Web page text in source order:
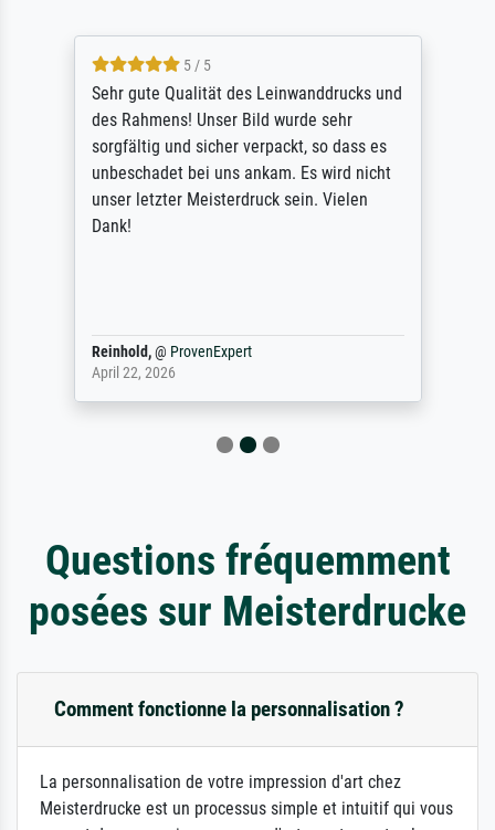
5 / 5
Sehr gute Qualität des Leinwanddrucks und
des Rahmens! Unser Bild wurde sehr
sorgfältig und sicher verpackt, so dass es
unbeschadet bei uns ankam. Es wird nicht
unser letzter Meisterdruck sein. Vielen
Dank!
Reinhold,@ ProvenExpert
April 22, 2026
Questions fréquemment
posées sur Meisterdrucke
Comment fonctionne la personnalisation ?
La personnalisation de votre impression d'art chez
Meisterdrucke est un processus simple et intuitif qui vous